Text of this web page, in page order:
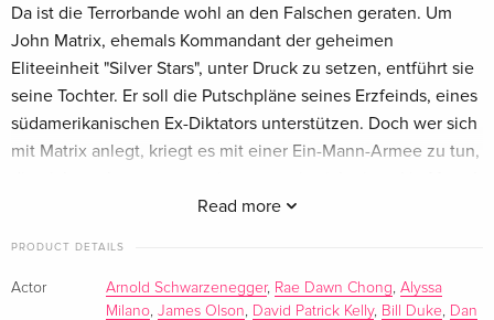
Action Cult Edition
German
EUR 17.99
Standard edition — (selected)
Sold out
Cover A, Collector's Edition, Director's Cut,
German
Read more
Da ist die Terrorbande wohl an den Falschen geraten. Um
John Matrix, ehemals Kommandant der geheimen
Eliteeinheit "Silver Stars", unter Druck zu setzen, entführt sie
seine Tochter. Er soll die Putschpläne seines Erzfeinds, eines
südamerikanischen Ex-Diktators unterstützen. Doch wer sich
mit Matrix anlegt, kriegt es mit einer Ein-Mann-Armee zu tun,
Da ist die Terrorbande wohl an den Falschen geraten. Um
John Matrix (Arnold Schwarzenegger), ehemals Kommandant
der geheimen Eliteeinheit "Silver Stars", unter Druck zu
PRODUCT DETAILS
Actor Arnold Schwarzenegger, Rae Dawn Chong Alyssa
Milano James Olson David Patrick Kelly, Bill Duke
Dan